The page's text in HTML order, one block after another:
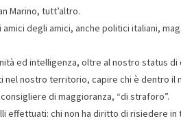
Marino, tutt’altro.
degli amici, anche politici italiani,
ed intelligenza, oltre al nostro status
nel nostro territorio, capire chi è dentro il
di maggioranza, “di straforo”.
effettuati: chi non ha diritto di risiedere